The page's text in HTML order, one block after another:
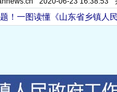
一图读懂《山东省乡镇人